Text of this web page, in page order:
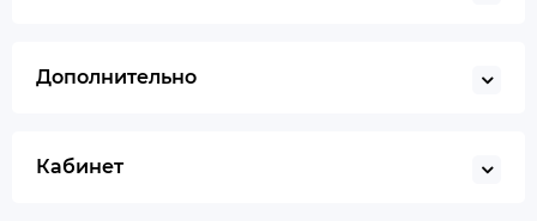
Дополнительно
Кабинет